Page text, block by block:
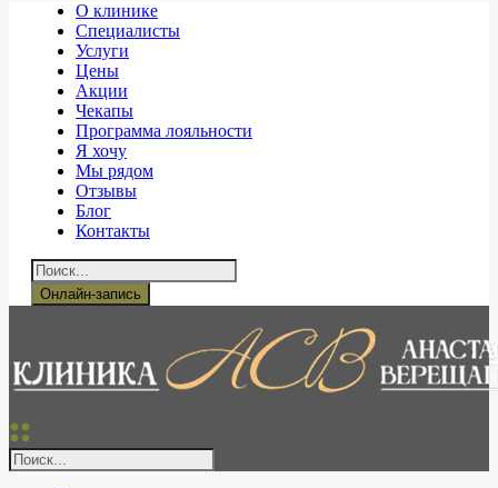
О клинике
Специалисты
Услуги
Цены
Акции
Чекапы
Программа лояльности
Я хочу
Мы рядом
Отзывы
Блог
Контакты
Онлайн-запись